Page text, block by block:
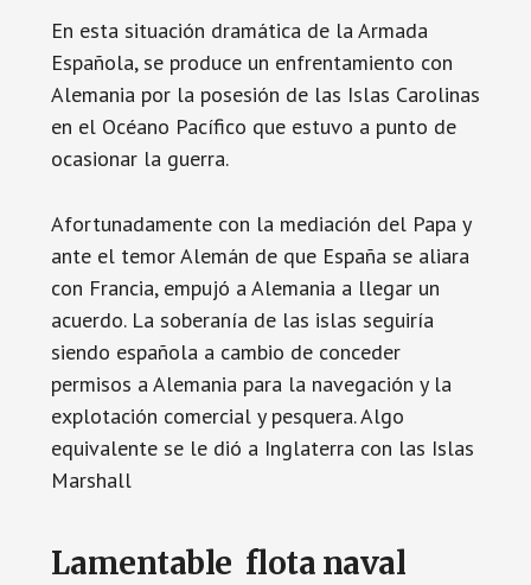
En esta situación dramática de la Armada
Española, se produce un enfrentamiento con
Alemania por la posesión de las Islas Carolinas
en el Océano Pacífico que estuvo a punto de
ocasionar la guerra.
Afortunadamente con la mediación del Papa y
ante el temor Alemán de que España se aliara
con Francia, empujó a Alemania a llegar un
acuerdo. La soberanía de las islas seguiría
siendo española a cambio de conceder
permisos a Alemania para la navegación y la
explotación comercial y pesquera. Algo
equivalente se le dió a Inglaterra con las Islas
Marshall
Lamentable flota naval